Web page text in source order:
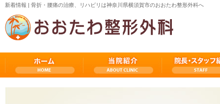
新着情報 | 骨折・腰痛の治療、リハビリは神奈川県横須賀市のおおたわ整形外科へ